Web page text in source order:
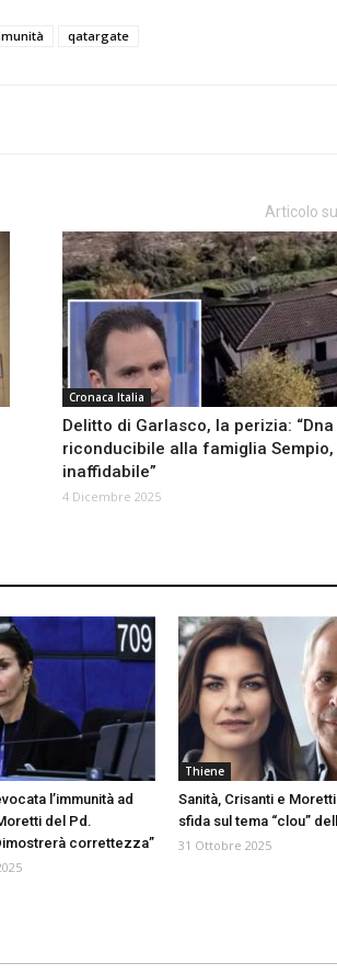
qatargate
Articolo
Cronaca Italia
Delitto di Garlasco, la perizia: “Dna
riconducibile alla famiglia Sempio,
inaffidabile”
4 Dicembre 2025
l’immunità ad
del Pd.
correttezza”
Thiene
Sanità, Crisanti e
sfida sul tema “clou”
31 Ottobre 2025